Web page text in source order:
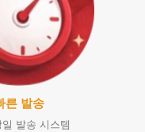
른 발송
발송 시스템